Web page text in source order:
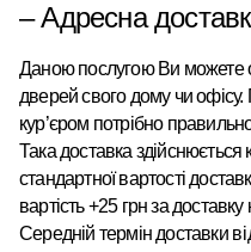
– Адресна
Даною послугою Ви можете
дверей свого дому чи
кур’єром потрібно
Така доставка
стандартної вартості
вартість +25 грн за
Середній термін доставки